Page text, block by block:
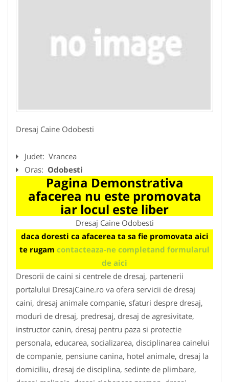
Dresaj Caine Odobesti
Judet: Vrancea
Oras: Odobesti
Pagina Demonstrativa
afacerea nu este promovata
iar locul este liber
Dresaj Caine Odobesti
daca doresti ca afacerea ta sa fie promovata aici
te rugam contacteaza-ne completand formularul
de aici
Dresorii de caini si centrele de dresaj, partenerii
portalului DresajCaine.ro va ofera servicii de dresaj
caini, dresaj animale companie, sfaturi despre dresaj,
moduri de dresaj, predresaj, dresaj de agresivitate,
instructor canin, dresaj pentru paza si protectie
personala, educarea, socializarea, disciplinarea cainelui
de companie, pensiune canina, hotel animale, dresaj la
domiciliu, dresaj de disciplina, sedinte de plimbare,